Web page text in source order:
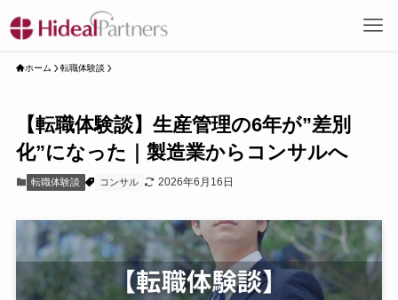
ホーム 転職体験談
【転職体験談】生産管理の6年が”差別
化”になった｜製造業からコンサルへ
転職体験談 コンサル 2026年6月16日